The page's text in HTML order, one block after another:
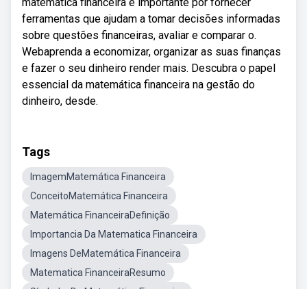
ferramentas que ajudam a tomar decisões informadas
sobre questões financeiras, avaliar e comparar o.
Webaprenda a economizar, organizar as suas finanças
e fazer o seu dinheiro render mais. Descubra o papel
essencial da matemática financeira na gestão do
dinheiro, desde.
Tags
ImagemMatemática Financeira
ConceitoMatemática Financeira
Matemática FinanceiraDefinição
Importancia Da Matematica Financeira
Imagens DeMatemática Financeira
Matematica FinanceiraResumo